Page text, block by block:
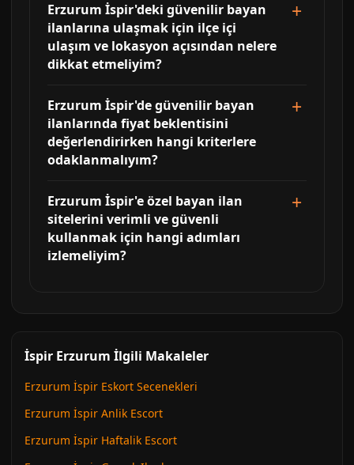
Erzurum İspir'deki güvenilir bayan
ilanlarına ulaşmak için ilçe içi
ulaşım ve lokasyon açısından nelere
dikkat etmeliyim?
Erzurum İspir'de güvenilir bayan
ilanlarında fiyat beklentisini
değerlendirirken hangi kriterlere
odaklanmalıyım?
Erzurum İspir'e özel bayan ilan
sitelerini verimli ve güvenli
kullanmak için hangi adımları
izlemeliyim?
İspir Erzurum İlgili Makaleler
Erzurum İspir Eskort Secenekleri
Erzurum İspir Anlik Escort
Erzurum İspir Haftalik Escort